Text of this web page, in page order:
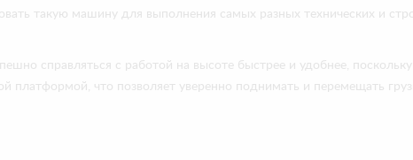
такую машину для выполнения самых разных технических и
справляться с работой на высоте быстрее и удобнее,
платформой, что позволяет уверенно поднимать и перемещать